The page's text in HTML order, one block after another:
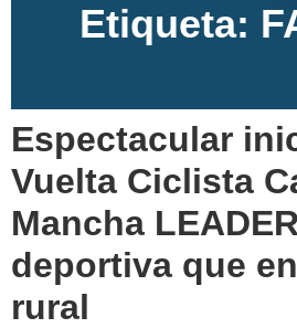
Etiqueta:
Espectacular
Vuelta Ciclista
Mancha
deportiva que
rural